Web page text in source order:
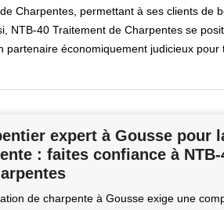
Charpentes, permettant à ses clients de
NTB-40 Traitement de Charpentes se
économiquement judicieux
expert à Gousse pour
: faites confiance à
de charpente à Gousse exige une